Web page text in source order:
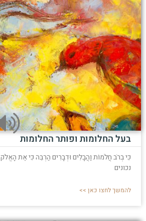
בעל החלומות ופותר החלומות
כִּי בְרֹב חֲלֹמוֹת וַהֲבָלִים וּדְבָרִים הַרְבֵּה כִּי אֶת
נכונים
להמשך לחצו כאן >>